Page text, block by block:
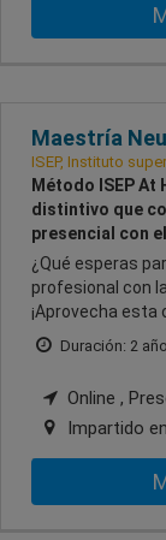
Maestría
ISEP, Instituto
Método ISEP
distintivo que
presencial con
¿Qué esperas
profesional con
¡Aprovecha
Duración: 2
Online ,
Impartido